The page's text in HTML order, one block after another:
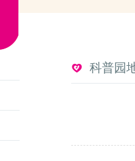
科普园